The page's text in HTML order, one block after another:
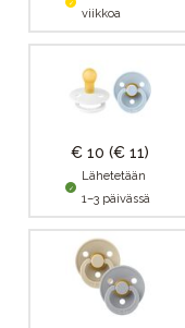
viikkoa
€ 10 (€ 11)
Lähetetään
1–3 päivässä